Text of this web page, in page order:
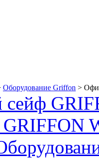
Оборудование Griffon >
сейф
GRIFFON